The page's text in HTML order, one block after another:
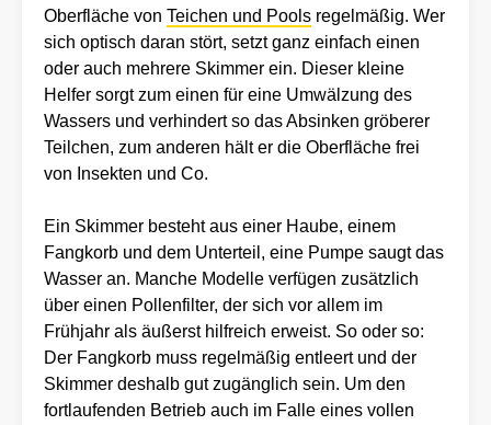
Oberfläche von Teichen und Pools regelmäßig. Wer
sich optisch daran stört, setzt ganz einfach einen
oder auch mehrere Skimmer ein. Dieser kleine
Helfer sorgt zum einen für eine Umwälzung des
Wassers und verhindert so das Absinken gröberer
Teilchen, zum anderen hält er die Oberfläche frei
von Insekten und Co.
Ein Skimmer besteht aus einer Haube, einem
Fangkorb und dem Unterteil, eine Pumpe saugt das
Wasser an. Manche Modelle verfügen zusätzlich
über einen Pollenfilter, der sich vor allem im
Frühjahr als äußerst hilfreich erweist. So oder so:
Der Fangkorb muss regelmäßig entleert und der
Skimmer deshalb gut zugänglich sein. Um den
fortlaufenden Betrieb auch im Falle eines vollen